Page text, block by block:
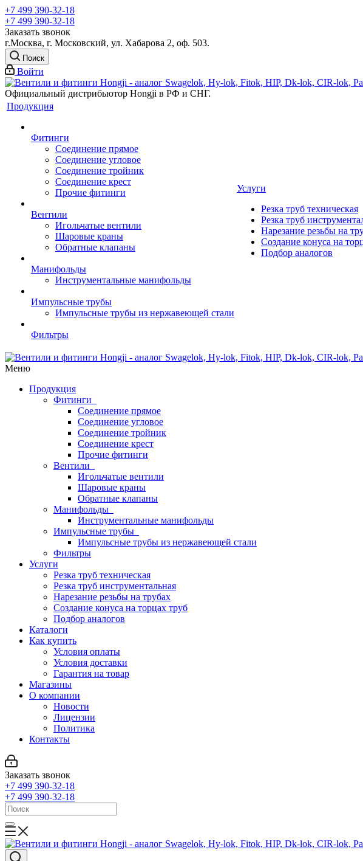
+7 499 390-32-18
+7 499 390-32-18
Заказать звонок
г.Москва, г. Московский, ул. Хабарова 2, оф. 503.
Поиск
Войти
Официальный дистрибьютор Hongji в РФ и СНГ.
Продукция
Фитинги
Соединение прямое
Соединение угловое
Соединение тройник
Соединение крест
Прочие фитинги
Вентили
Игольчатые вентили
Шаровые краны
Обратные клапаны
Манифольды
Инструментальные манифольды
Импульсные трубы
Импульсные трубы из нержавеющей стали
Фильтры
Услуги
Резка труб техническая
Резка труб
Нарезание резьбы на
Создание конуса на
Подбор аналогов
Меню
Продукция
Фитинги
Соединение прямое
Соединение угловое
Соединение тройник
Соединение крест
Прочие фитинги
Вентили
Игольчатые вентили
Шаровые краны
Обратные клапаны
Манифольды
Инструментальные манифольды
Импульсные трубы
Импульсные трубы из нержавеющей стали
Фильтры
Услуги
Резка труб техническая
Резка труб инструментальная
Нарезание резьбы на трубах
Создание конуса на торцах труб
Подбор аналогов
Каталоги
Как купить
Условия оплаты
Условия доставки
Гарантия на товар
Магазины
О компании
Новости
Лицензии
Политика
Контакты
Заказать звонок
+7 499 390-32-18
+7 499 390-32-18